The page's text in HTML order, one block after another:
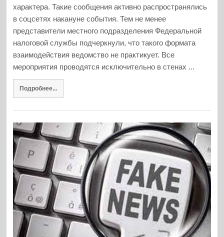
характера. Такие сообщения активно распространялись
в соцсетях накануне события. Тем не менее
представители местного подразделения Федеральной
налоговой службы подчеркнули, что такого формата
взаимодействия ведомство не практикует. Все
мероприятия проводятся исключительно в стенах ...
Подробнее...